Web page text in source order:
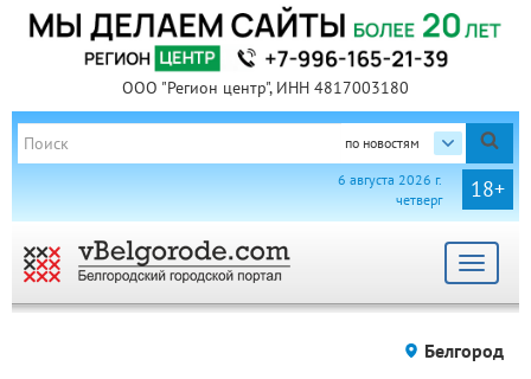
ООО "Регион центр", ИНН 4817003180
по новостям
18+
6 августа 2026 г.
четверг
Toggle
Белгород